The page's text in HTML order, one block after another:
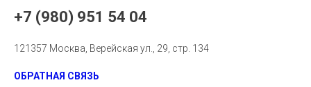
+7 (980) 951 54 04
121357 Москва, Верейская ул., 29, стр. 134
ОБРАТНАЯ СВЯЗЬ